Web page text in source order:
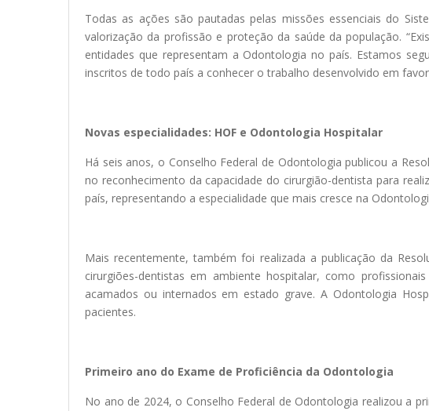
Todas as ações são pautadas pelas missões essenciais do
valorização da profissão e proteção da saúde da população.
entidades que representam a Odontologia no país. Estamos
inscritos de todo país a conhecer o trabalho desenvolvido em
Novas especialidades: HOF e Odontologia Hospitalar
Há seis anos, o Conselho Federal de Odontologia publicou a
no reconhecimento da capacidade do cirurgião-dentista para
país, representando a especialidade que mais cresce na
Mais recentemente, também foi realizada a publicação da
cirurgiões-dentistas em ambiente hospitalar, como
acamados ou internados em estado grave. A Odontologia
pacientes.
Primeiro ano do Exame de Proficiência da Odontologia
No ano de 2024, o Conselho Federal de Odontologia realizou a